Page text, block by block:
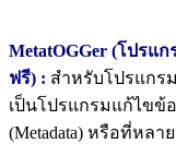
MetatOGGer (โปรแ
ฟรี) : สำหรับโปรแกร
เป็นโปรแกรมแก้ไขข้
(Metadata) หรือที่หล